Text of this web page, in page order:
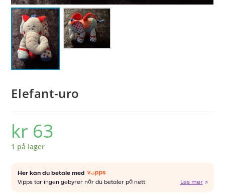
Elefant-uro
kr 63
1 på lager